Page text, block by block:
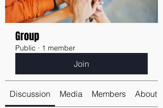
Group
Public · 1 member
Join
Discussion Media Members About